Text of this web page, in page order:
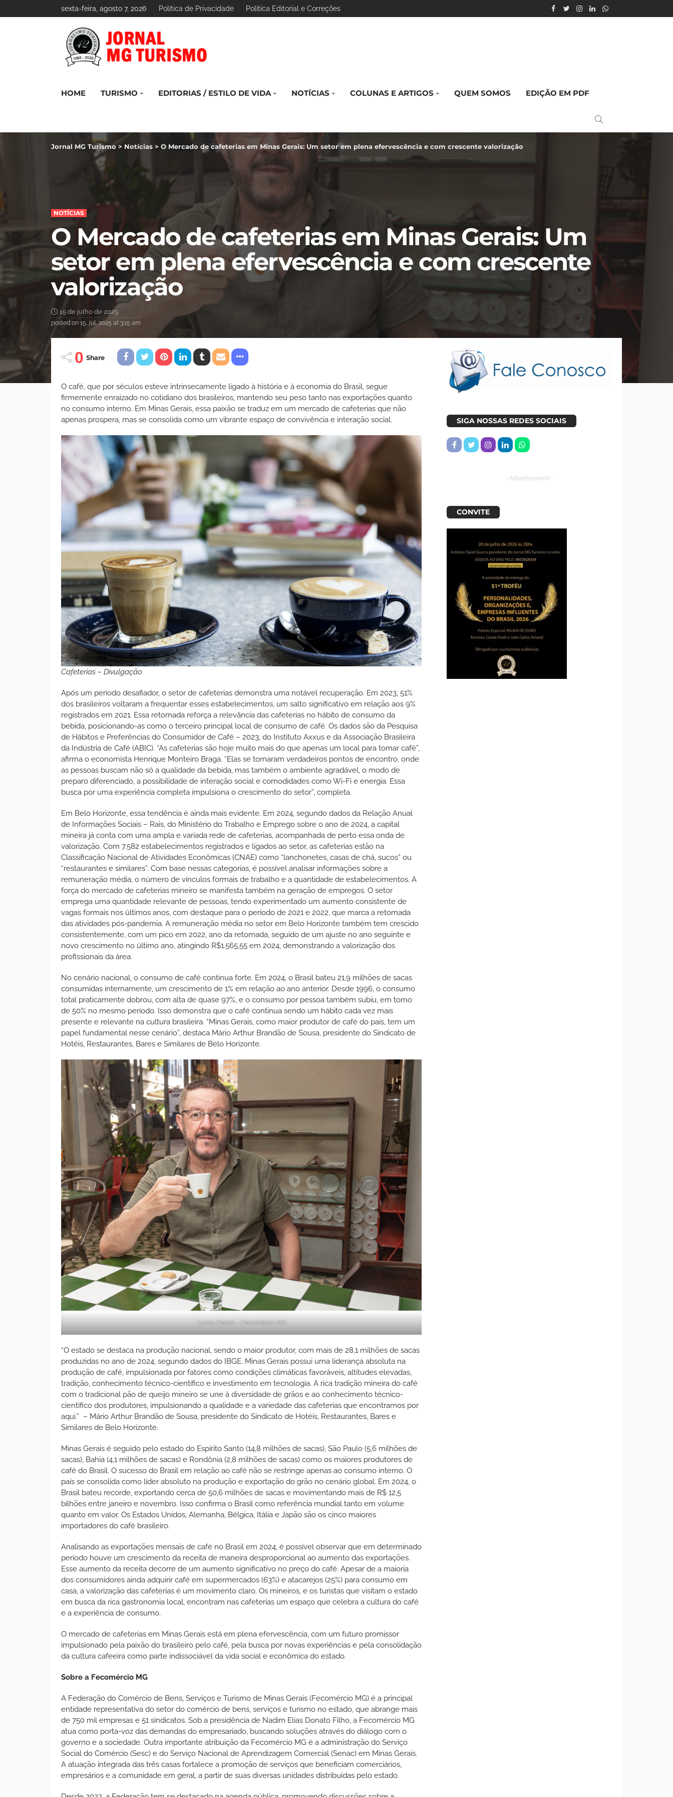
sexta-feira, agosto 7, 2026 Política de Privacidade Política Editorial e Correções
HOME TURISMO EDITORIAS / ESTILO DE VIDA NOTÍCIAS COLUNAS E ARTIGOS QUEM SOMOS EDIÇÃO EM PDF
Jornal MG Turismo > Notícias > O Mercado de cafeterias em Minas Gerais: Um setor em plena efervescência e com crescente valorização
NOTÍCIAS
O Mercado de cafeterias em Minas Gerais: Um
setor em plena efervescência e com crescente
valorização
15 de julho de 2025
posted on 15, jul, 2025 at 3:15 am
0 Share
O café, que por séculos esteve intrinsecamente ligado à história e à economia do Brasil, segue
firmemente enraizado no cotidiano dos brasileiros, mantendo seu peso tanto nas exportações quanto
no consumo interno. Em Minas Gerais, essa paixão se traduz em um mercado de cafeterias que não
apenas prospera, mas se consolida como um vibrante espaço de convivência e interação social.
Cafeterias – Divulgação
Após um período desafiador, o setor de cafeterias demonstra uma notável recuperação. Em 2023, 51%
dos brasileiros voltaram a frequentar esses estabelecimentos, um salto significativo em relação aos 9%
registrados em 2021. Essa retomada reforça a relevância das cafeterias no hábito de consumo da
bebida, posicionando-as como o terceiro principal local de consumo de café. Os dados são da Pesquisa
de Hábitos e Preferências do Consumidor de Café – 2023, do Instituto Axxus e da Associação Brasileira
da Indústria de Café (ABIC). “As cafeterias são hoje muito mais do que apenas um local para tomar café”,
afirma o economista Henrique Monteiro Braga. “Elas se tornaram verdadeiros pontos de encontro, onde
as pessoas buscam não só a qualidade da bebida, mas também o ambiente agradável, o modo de
preparo diferenciado, a possibilidade de interação social e comodidades como Wi-Fi e energia. Essa
busca por uma experiência completa impulsiona o crescimento do setor”, completa.
Em Belo Horizonte, essa tendência é ainda mais evidente. Em 2024, segundo dados da Relação Anual
de Informações Sociais – Rais, do Ministério do Trabalho e Emprego sobre o ano de 2024, a capital
mineira já conta com uma ampla e variada rede de cafeterias, acompanhada de perto essa onda de
valorização. Com 7.582 estabelecimentos registrados e ligados ao setor, as cafeterias estão na
Classificação Nacional de Atividades Econômicas (CNAE) como “lanchonetes, casas de chá, sucos” ou
“restaurantes e similares”. Com base nessas categorias, é possível analisar informações sobre a
remuneração média, o número de vínculos formais de trabalho e a quantidade de estabelecimentos. A
força do mercado de cafeterias mineiro se manifesta também na geração de empregos. O setor
emprega uma quantidade relevante de pessoas, tendo experimentado um aumento consistente de
vagas formais nos últimos anos, com destaque para o período de 2021 e 2022, que marca a retomada
das atividades pós-pandemia. A remuneração média no setor em Belo Horizonte também tem crescido
consistentemente, com um pico em 2022, ano da retomada, seguido de um ajuste no ano seguinte e
novo crescimento no último ano, atingindo R$1.565,55 em 2024, demonstrando a valorização dos
profissionais da área.
No cenário nacional, o consumo de café continua forte. Em 2024, o Brasil bateu 21,9 milhões de sacas
consumidas internamente, um crescimento de 1% em relação ao ano anterior. Desde 1996, o consumo
total praticamente dobrou, com alta de quase 97%, e o consumo por pessoa também subiu, em torno
de 50% no mesmo período. Isso demonstra que o café continua sendo um hábito cada vez mais
presente e relevante na cultura brasileira. “Minas Gerais, como maior produtor de café do país, tem um
papel fundamental nesse cenário”, destaca Mário Arthur Brandão de Sousa, presidente do Sindicato de
Hotéis, Restaurantes, Bares e Similares de Belo Horizonte.
Lucas Peroni – Fecomércio MG
“O estado se destaca na produção nacional, sendo o maior produtor, com mais de 28,1 milhões de sacas
produzidas no ano de 2024, segundo dados do IBGE. Minas Gerais possui uma liderança absoluta na
produção de café, impulsionada por fatores como condições climáticas favoráveis, altitudes elevadas,
tradição, conhecimento técnico-científico e investimento em tecnologia. A rica tradição mineira do café
com o tradicional pão de queijo mineiro se une à diversidade de grãos e ao conhecimento técnico-
científico dos produtores, impulsionando a qualidade e a variedade das cafeterias que encontramos por
aqui.” – Mário Arthur Brandão de Sousa, presidente do Sindicato de Hotéis, Restaurantes, Bares e
Similares de Belo Horizonte.
Minas Gerais é seguido pelo estado do Espírito Santo (14,8 milhões de sacas), São Paulo (5,6 milhões de
sacas), Bahia (4,1 milhões de sacas) e Rondônia (2,8 milhões de sacas) como os maiores produtores de
café do Brasil. O sucesso do Brasil em relação ao café não se restringe apenas ao consumo interno. O
país se consolida como líder absoluto na produção e exportação do grão no cenário global. Em 2024, o
Brasil bateu recorde, exportando cerca de 50,6 milhões de sacas e movimentando mais de R$ 12,5
bilhões entre janeiro e novembro. Isso confirma o Brasil como referência mundial tanto em volume
quanto em valor. Os Estados Unidos, Alemanha, Bélgica, Itália e Japão são os cinco maiores
importadores do café brasileiro.
Analisando as exportações mensais de café no Brasil em 2024, é possível observar que em determinado
período houve um crescimento da receita de maneira desproporcional ao aumento das exportações.
Esse aumento da receita decorre de um aumento significativo no preço do café. Apesar de a maioria
dos consumidores ainda adquirir café em supermercados (63%) e atacarejos (25%) para consumo em
casa, a valorização das cafeterias é um movimento claro. Os mineiros, e os turistas que visitam o estado
em busca da rica gastronomia local, encontram nas cafeterias um espaço que celebra a cultura do café
e a experiência de consumo.
O mercado de cafeterias em Minas Gerais está em plena efervescência, com um futuro promissor
impulsionado pela paixão do brasileiro pelo café, pela busca por novas experiências e pela consolidação
da cultura cafeeira como parte indissociável da vida social e econômica do estado.
Sobre a Fecomércio MG
A Federação do Comércio de Bens, Serviços e Turismo de Minas Gerais (Fecomércio MG) é a principal
entidade representativa do setor do comércio de bens, serviços e turismo no estado, que abrange mais
de 750 mil empresas e 51 sindicatos. Sob a presidência de Nadim Elias Donato Filho, a Fecomércio MG
atua como porta-voz das demandas do empresariado, buscando soluções através do diálogo com o
governo e a sociedade. Outra importante atribuição da Fecomércio MG é a administração do Serviço
Social do Comércio (Sesc) e do Serviço Nacional de Aprendizagem Comercial (Senac) em Minas Gerais.
A atuação integrada das três casas fortalece a promoção de serviços que beneficiam comerciários,
empresários e a comunidade em geral, a partir de suas diversas unidades distribuídas pelo estado.
SIGA NOSSAS REDES SOCIAIS
- Advertisement -
CONVITE